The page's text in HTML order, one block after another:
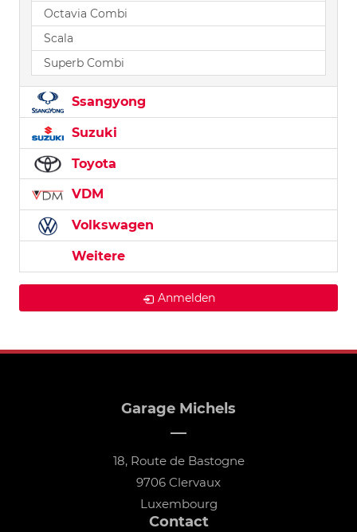
Octavia Combi
Scala
Superb Combi
Ssangyong
Suzuki
Toyota
VDM
Volkswagen
Weitere
Anmelden
Garage Michels
18, Route de Bastogne
9706 Clervaux
Luxembourg
Contact